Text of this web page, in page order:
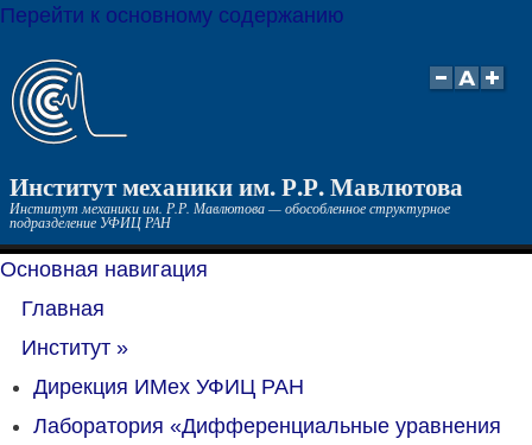
Перейти к основному содержанию
Институт механики им. Р.Р. Мавлютова
Институт механики им. Р.Р. Мавлютова — обособленное структурное
подразделение УФИЦ РАН
Основная навигация
Главная
Институт »
Дирекция ИМех УФИЦ РАН
Лаборатория «Дифференциальные уравнения